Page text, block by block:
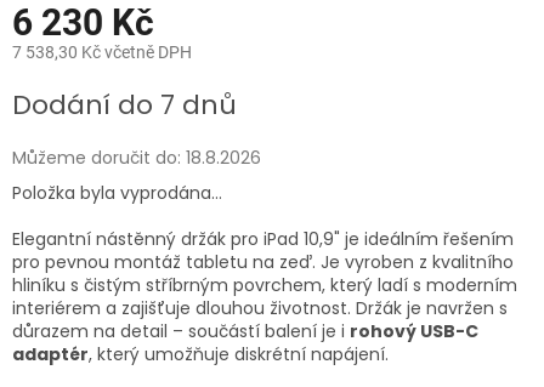
6 230 Kč
7 538,30 Kč včetně DPH
cena:
Dodání do 7 dnů
Můžeme doručit do: 18.8.2026
Položka byla vyprodána…
Elegantní nástěnný držák pro iPad 10,9" je ideálním řešením
pro pevnou montáž tabletu na zeď. Je vyroben z kvalitního
hliníku s čistým stříbrným povrchem, který ladí s moderním
interiérem a zajišťuje dlouhou životnost. Držák je navržen s
důrazem na detail – součástí balení je i rohový USB-C
adaptér, který umožňuje diskrétní napájení.